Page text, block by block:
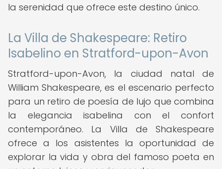
la serenidad que ofrece este destino único.
La Villa de Shakespeare: Retiro
Isabelino en Stratford-upon-Avon
Stratford-upon-Avon, la ciudad natal de
William Shakespeare, es el escenario perfecto
para un retiro de poesía de lujo que combina
la elegancia isabelina con el confort
contemporáneo. La Villa de Shakespeare
ofrece a los asistentes la oportunidad de
explorar la vida y obra del famoso poeta en